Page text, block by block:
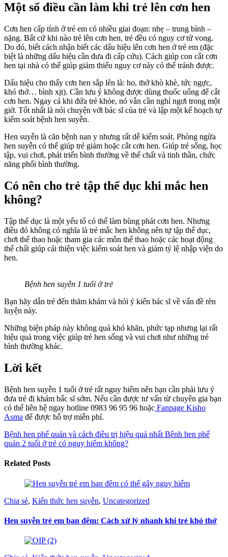
Một số điều cần làm khi trẻ lên cơn hen
Cơn hen cấp tính ở trẻ em có nhiều giai đoạn: nhẹ – trung bình –
nặng. Bất cứ khi nào trẻ lên cơn hen, trẻ đều có nguy cơ tử vong.
Do đó, biết cách nhận biết các dấu hiệu lên cơn hen ở trẻ em (đặc
biệt là những dấu hiệu cần đưa đi cấp cứu). Cách giúp con cắt cơn
hen tại nhà có thể giúp giảm thiểu nguy cơ này có thể tránh được.
Dấu hiệu cho thấy cơn hen sắp lên là: ho, thở khò khè, tức ngực,
khó thở… bình xịt). Cần lưu ý không được dùng thuốc uống để cắt
cơn hen. Ngay cả khi đứa trẻ khỏe, nó vẫn cần nghỉ ngơi trong một
giờ. Tốt nhất là nói chuyện với bác sĩ của trẻ và lập một kế hoạch tự
kiểm soát bệnh hen suyễn.
Hen suyễn là căn bệnh nan y nhưng rất dễ kiểm soát. Phòng ngừa
hen suyễn có thể giúp trẻ giảm hoặc cắt cơn hen. Giúp trẻ sống, học
tập, vui chơi, phát triển bình thường về thể chất và tinh thần, chức
năng phổi bình thường.
Có nên cho trẻ tập thể dục khi mắc hen
không?
Tập thể dục là một yếu tố có thể làm bùng phát cơn hen. Nhưng
điều đó không có nghĩa là trẻ mắc hen không nên tự tập thể dục,
chơi thể thao hoặc tham gia các môn thể thao hoặc các hoạt động
thể chất giúp cải thiện việc kiểm soát hen và giảm tỷ lệ nhập viện do
hen.
Bệnh hen suyễn 1 tuổi ở trẻ
Bạn hãy dẫn trẻ đến thăm khám và hỏi ý kiến bác sĩ về vấn đề rèn
luyện này.
Những biện pháp này không quá khó khăn, phức tạp nhưng lại rất
hiệu quả trong việc giúp trẻ hen sống và vui chơi như những trẻ
bình thường khác.
Lời kết
Bệnh hen suyễn 1 tuổi ở trẻ rất nguy hiểm nên bạn cần phải lưu ý
đưa trẻ đi khám bấc sĩ sớm. Nếu cần được tư vấn từ chuyên gia bạn
có thể liên hệ ngay hotline 0983 96 95 96 hoặc Fanpage Kisho
Asma để được hỗ trợ miễn phí.
Bệnh hen phế quản và cách điều trị hiệu quả nhất Bênh hen phế
quản 2 tuổi ở trẻ có nguy hiểm không?
Related Posts
Chia sẻ, Kiến thức hen suyễn, Uncategorized
Hen suyễn trẻ em ban đêm: Cách xử lý nhanh khi trẻ khó thở